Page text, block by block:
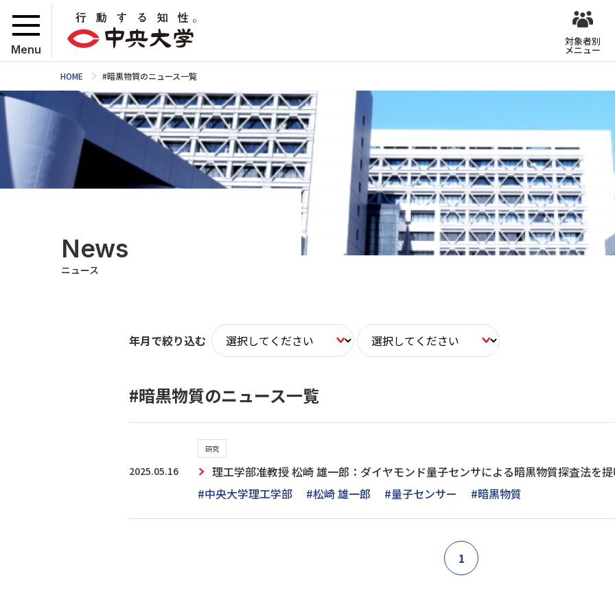
Menu
対象者別
メニュー
HOME #暗黒物質のニュース一覧
News
ニュース
年月で絞り込む
#暗黒物質のニュース一覧
2025.05.16
研究
理工学部准教授 松崎 雄一郎：ダイヤモンド量子センサによる暗黒物質探査法を
#中央大学理工学部
#松崎 雄一郎 #量子センサー #暗黒物質
1